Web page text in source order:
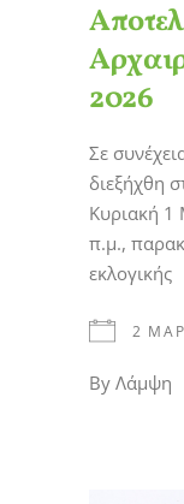
2026
Σε
διεξήχθη
Κυριακή 1
π.μ.,
εκλογικής
2
By Λάμψη